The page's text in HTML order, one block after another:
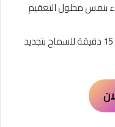
محلول التعقيم
ثم يجب ترك باب الثلاجة مفتوح لمدة 15 دقيقة للسماح بتجديد